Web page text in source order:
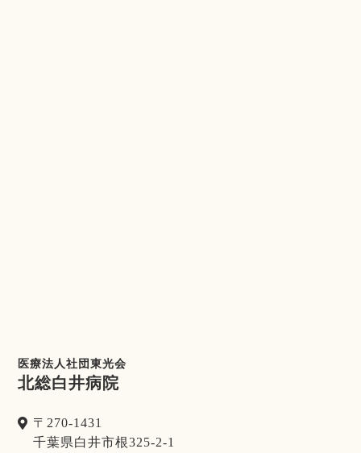
医療法人社団東光会
北総白井病院
〒270-1431
千葉県白井市根325-2-1